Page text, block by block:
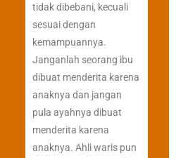
tidak dibebani, kecuali
sesuai dengan
kemampuannya.
Janganlah seorang ibu
dibuat menderita karena
anaknya dan jangan
pula ayahnya dibuat
menderita karena
anaknya. Ahli waris pun